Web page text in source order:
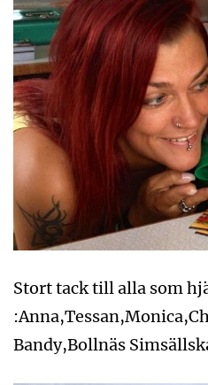
Stort tack till alla som
Bandy,Bollnäs